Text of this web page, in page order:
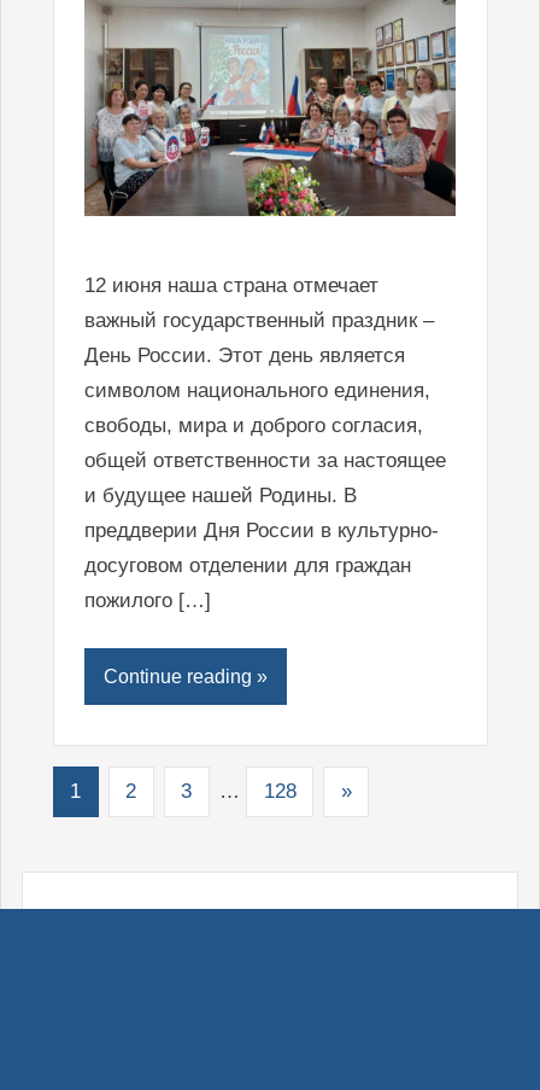
12 июня наша страна отмечает
важный государственный праздник –
День России. Этот день является
символом национального единения,
свободы, мира и доброго согласия,
общей ответственности за настоящее
и будущее нашей Родины. В
преддверии Дня России в культурно-
досуговом отделении для граждан
пожилого […]
Continue reading »
1 2 3 … 128 »